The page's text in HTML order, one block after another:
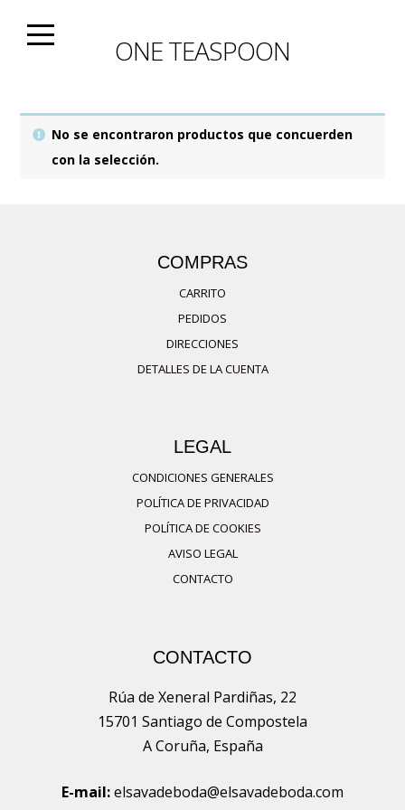
ONE TEASPOON
No se encontraron productos que concuerden
con la selección.
COMPRAS
CARRITO
PEDIDOS
DIRECCIONES
DETALLES DE LA CUENTA
LEGAL
CONDICIONES GENERALES
POLÍTICA DE PRIVACIDAD
POLÍTICA DE COOKIES
AVISO LEGAL
CONTACTO
CONTACTO
Rúa de Xeneral Pardiñas, 22
15701 Santiago de Compostela
A Coruña, España
E-mail:elsavadeboda@elsavadeboda.com